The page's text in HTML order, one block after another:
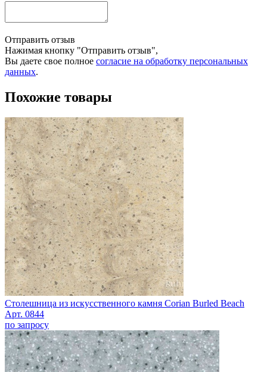
Отправить отзыв
Нажимая кнопку "Отправить отзыв",
Вы даете свое полное согласие на обработку персональных
данных.
Похожие товары
Столешница из искусственного камня Corian Burled Beach
Арт. 0844
по запросу